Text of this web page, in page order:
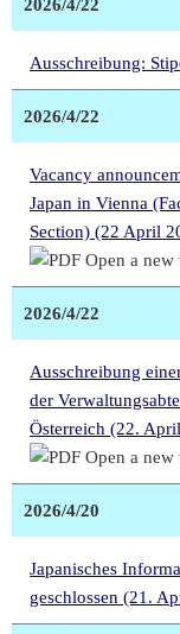
2026/4/22
Ausschreibung:
2026/4/22
Vacancy
Japan in Vienna
Section) (22 April
2026/4/22
Ausschreibung
der
Österreich (22.
2026/4/20
Japanisches
geschlossen (21.